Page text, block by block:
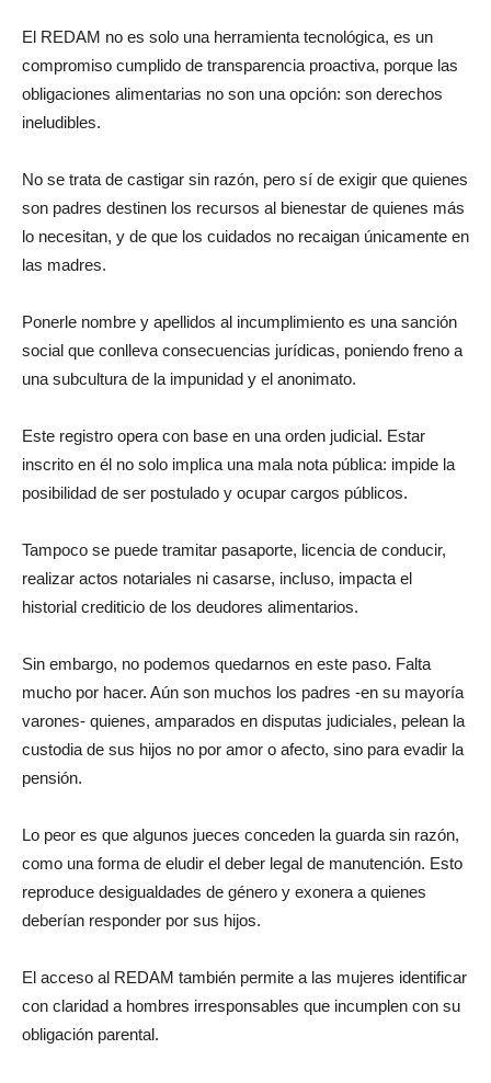
El REDAM no es solo una herramienta tecnológica, es un
compromiso cumplido de transparencia proactiva, porque las
obligaciones alimentarias no son una opción: son derechos
ineludibles.
No se trata de castigar sin razón, pero sí de exigir que quienes
son padres destinen los recursos al bienestar de quienes más
lo necesitan, y de que los cuidados no recaigan únicamente en
las madres.
Ponerle nombre y apellidos al incumplimiento es una sanción
social que conlleva consecuencias jurídicas, poniendo freno a
una subcultura de la impunidad y el anonimato.
Este registro opera con base en una orden judicial. Estar
inscrito en él no solo implica una mala nota pública: impide la
posibilidad de ser postulado y ocupar cargos públicos.
Tampoco se puede tramitar pasaporte, licencia de conducir,
realizar actos notariales ni casarse, incluso, impacta el
historial crediticio de los deudores alimentarios.
Sin embargo, no podemos quedarnos en este paso. Falta
mucho por hacer. Aún son muchos los padres -en su mayoría
varones- quienes, amparados en disputas judiciales, pelean la
custodia de sus hijos no por amor o afecto, sino para evadir la
pensión.
Lo peor es que algunos jueces conceden la guarda sin razón,
como una forma de eludir el deber legal de manutención. Esto
reproduce desigualdades de género y exonera a quienes
deberían responder por sus hijos.
El acceso al REDAM también permite a las mujeres identificar
con claridad a hombres irresponsables que incumplen con su
obligación parental.